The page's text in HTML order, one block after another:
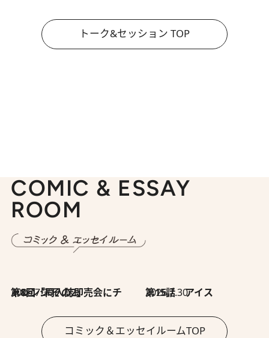
トーク&セッション TOP
COMIC & ESSAY
ROOM
2026.7.30
第8回「同人誌即売会にチャレンジ その2」 2026.7.30
第15話 アイス
コミック＆エッセイルームTOP